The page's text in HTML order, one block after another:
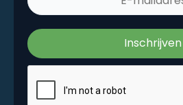
Dagelijkse